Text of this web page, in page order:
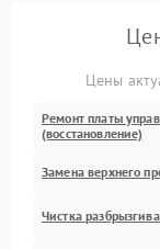
Цены
Ремонт платы
(восстановление)
Замена верхнего
Чистка